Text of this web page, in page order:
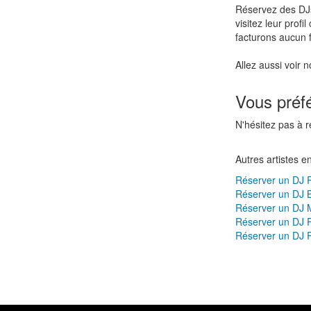
Réservez des
visitez leur profil
facturons aucun
Allez aussi voir
Vous
N'hésitez pas à
Autres artistes
Réserver un DJ
Réserver un DJ
Réserver un DJ
Réserver un DJ
Réserver un DJ